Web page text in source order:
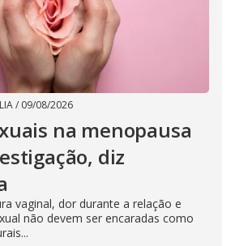
/ 09/08/2026
na menopausa
diz
vaginal, dor durante a relação e
não devem ser encaradas como